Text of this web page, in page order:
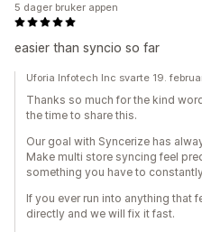
easier than syncio so far
5 dager bruker appen
Uforia Infotech Inc svarte 19.
Thanks so much for the kind
the time to share this.
Our goal with Syncerize has
Make multi store syncing feel
something you have to
If you ever run into anything that
directly and we will fix it fast.